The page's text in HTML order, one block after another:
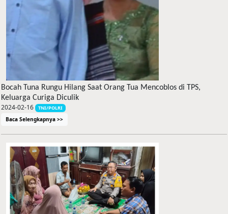
Bocah Tuna Rungu Hilang Saat Orang Tua Mencoblos di TPS,
Keluarga Curiga Diculik
2024-02-16 TNI/POLRI
Baca Selengkapnya >>